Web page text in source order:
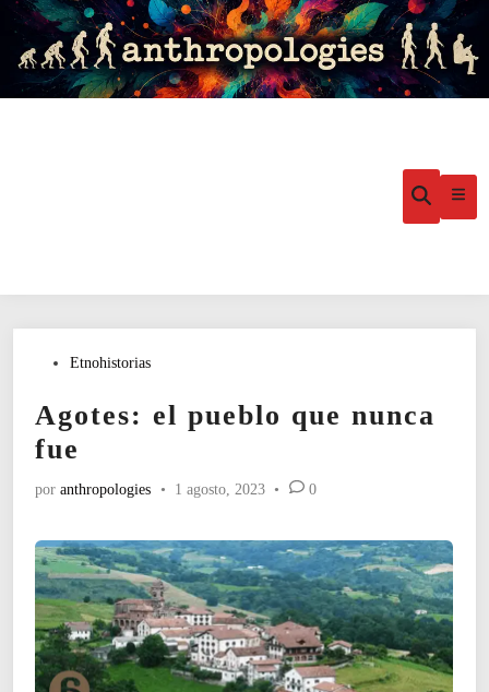
Saltar
contenido
Abrir
búsqueda
Menú
PublicadoEtnohistorias
Agotes: el pueblo que nunca
fue
poranthropologies • 1 agosto, 2023 • 0